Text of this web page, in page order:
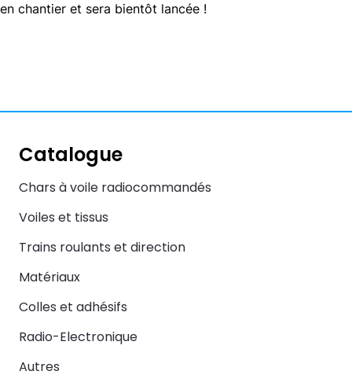
en chantier et sera bientôt lancée !
Catalogue
Chars à voile radiocommandés
Voiles et tissus
Trains roulants et direction
Matériaux
Colles et adhésifs
Radio-Electronique
Autres